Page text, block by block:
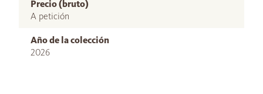
Precio (bruto)
A petición
Año de la colección
2026